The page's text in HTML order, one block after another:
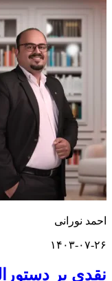
۲۶
بر